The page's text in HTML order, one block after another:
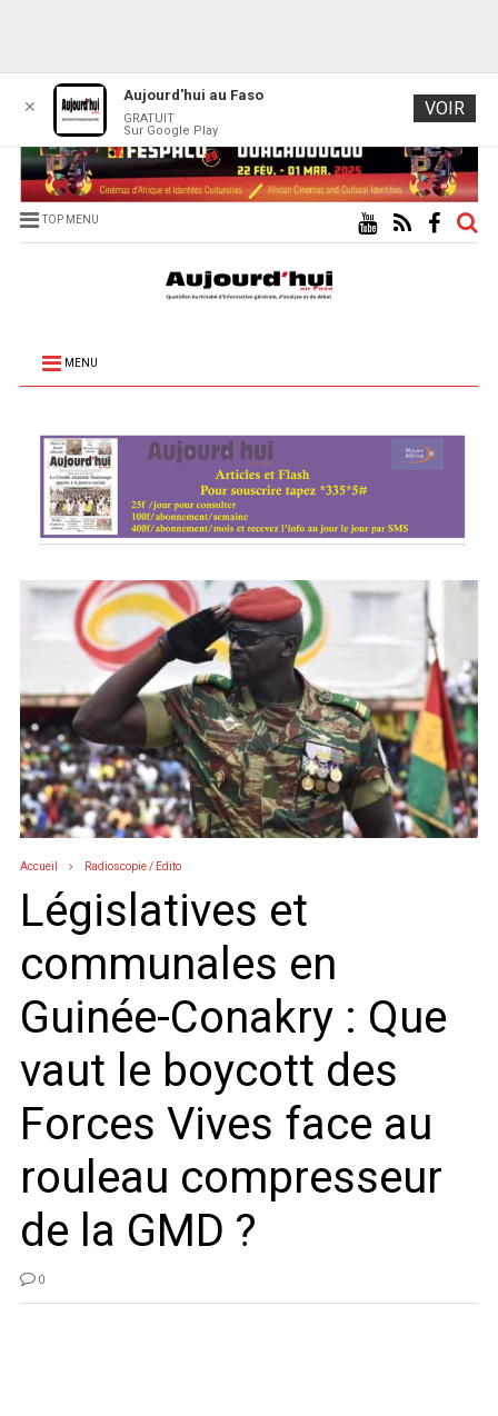
TOP MENU
MENU
Accueil Radioscopie / Edito
Législatives et
communales en
Guinée-Conakry : Que
vaut le boycott des
Forces Vives face au
rouleau compresseur
de la GMD ?
0
✕
Aujourd'hui au Faso
GRATUIT
Sur Google Play
VOIR